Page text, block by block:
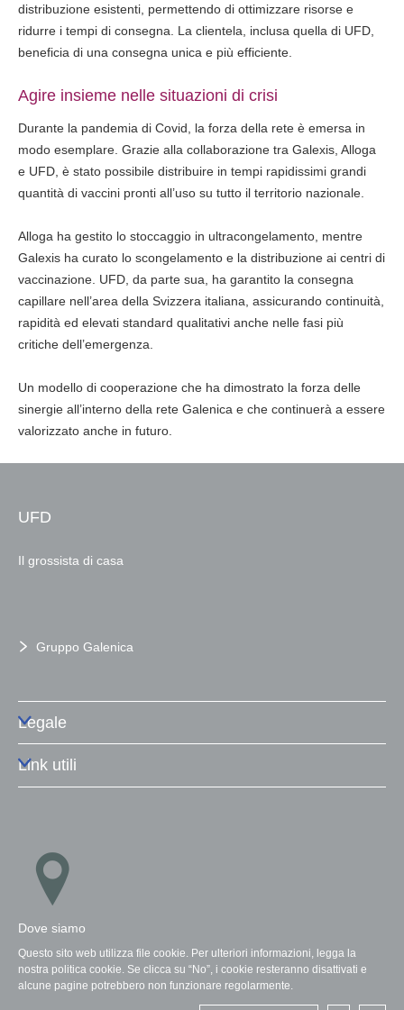
distribuzione esistenti, permettendo di ottimizzare risorse e
ridurre i tempi di consegna. La clientela, inclusa quella di UFD,
beneficia di una consegna unica e più efficiente.
Agire insieme nelle situazioni di crisi
Durante la pandemia di Covid, la forza della rete è emersa in
modo esemplare. Grazie alla collaborazione tra Galexis, Alloga
e UFD, è stato possibile distribuire in tempi rapidissimi grandi
quantità di vaccini pronti all’uso su tutto il territorio nazionale.
Alloga ha gestito lo stoccaggio in ultracongelamento, mentre
Galexis ha curato lo scongelamento e la distribuzione ai centri di
vaccinazione. UFD, da parte sua, ha garantito la consegna
capillare nell’area della Svizzera italiana, assicurando continuità,
rapidità ed elevati standard qualitativi anche nelle fasi più
critiche dell’emergenza.
Un modello di cooperazione che ha dimostrato la forza delle
sinergie all’interno della rete Galenica e che continuerà a essere
valorizzato anche in futuro.
Questo sito web utilizza file cookie. Per ulteriori informazioni, legga la
nostra politica cookie. Se clicca su “No”, i cookie resteranno disattivati e
alcune pagine potrebbero non funzionare regolarmente.
UFD
Il grossista di casa
Gruppo Galenica
Legale
Link utili
Dove siamo